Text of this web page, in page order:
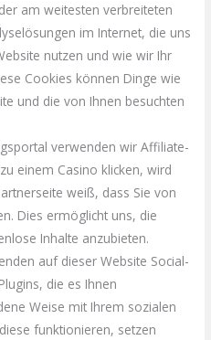
am weitesten verbreiteten
im Internet, die uns
nutzen und wie wir Ihr
Cookies können Dinge wie
und die von Ihnen besuchten
verwenden wir Affiliate-
einem Casino klicken, wird
weiß, dass Sie von
Dies ermöglicht uns, die
Inhalte anzubieten.
auf dieser Website Social-
die es Ihnen
Weise mit Ihrem sozialen
funktionieren, setzen